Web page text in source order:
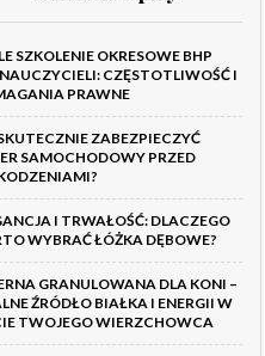
SZKOLENIE OKRESOWE BHP
CZĘSTOTLIWOŚĆ I
PRAWNE
ZABEZPIECZYĆ
SAMOCHODOWY PRZED
I TRWAŁOŚĆ: DLACZEGO
WYBRAĆ ŁÓŻKA DĘBOWE?
GRANULOWANA DLA KONI –
ŹRÓDŁO BIAŁKA I ENERGII W
TWOJEGO WIERZCHOWCA